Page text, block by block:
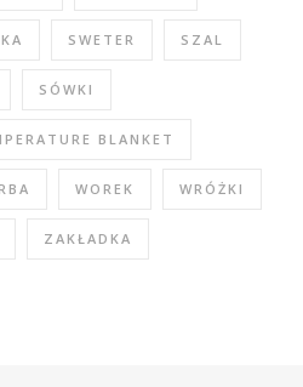
SWETER SZAL
SÓWKI
BLANKET
WOREK WRÓŻKI
ZAKŁADKA